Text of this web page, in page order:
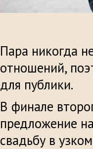
Пара никогда
отношений,
для публики.
В финале
предложение
свадьбу в